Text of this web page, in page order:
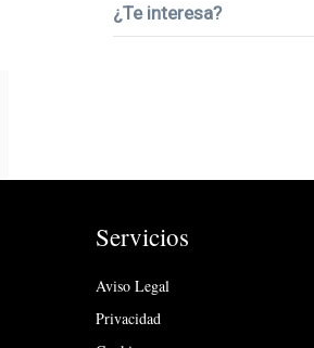
¿Te interesa?
Servicios
Aviso Legal
Privacidad